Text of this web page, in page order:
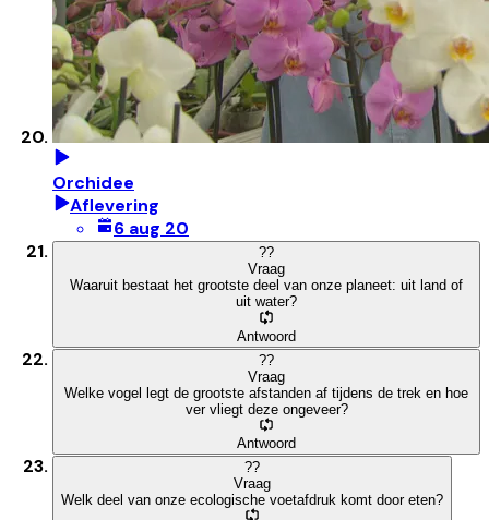
Orchidee
Aflevering
6 aug 20
??
Vraag
Waaruit bestaat het grootste deel van onze planeet: uit land of
uit water?
Antwoord
??
Vraag
Welke vogel legt de grootste afstanden af tijdens de trek en hoe
ver vliegt deze ongeveer?
Antwoord
??
Vraag
Welk deel van onze ecologische voetafdruk komt door eten?